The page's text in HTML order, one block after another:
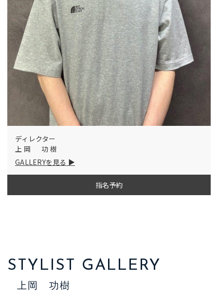
ディレクター
上岡 功樹
GALLERYを見る
指名予約
STYLIST GALLERY
上岡 功樹